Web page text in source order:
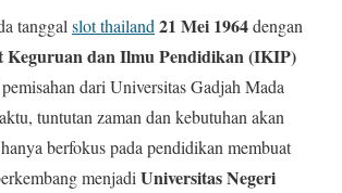
tanggalslot thailand21 Mei 1964dengan
Keguruan dan Ilmu Pendidikan (IKIP)
dari Universitas Gadjah Mada
tuntutan zaman dan kebutuhan akan
berfokus pada pendidikan membuat
menjadiUniversitas Negeri